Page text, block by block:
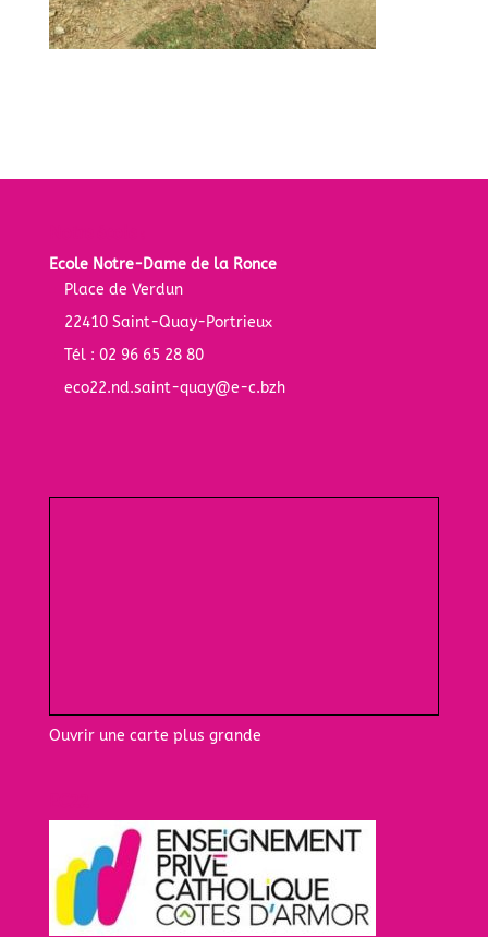
Ecole Notre-Dame de la Ronce
Place de Verdun
22410 Saint-Quay-Portrieux
Tél : 02 96 65 28 80
eco22.nd.saint-quay@e-c.bzh
Ouvrir une carte plus grande